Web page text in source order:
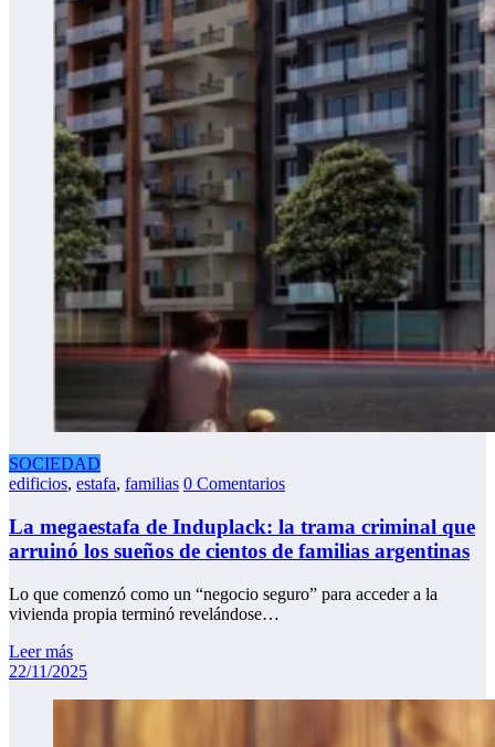
SOCIEDAD
edificios, estafa, familias 0 Comentarios
La megaestafa de Induplack: la trama criminal que
arruinó los sueños de cientos de familias argentinas
Lo que comenzó como un “negocio seguro” para acceder a la
vivienda propia terminó revelándose…
Leer más
22/11/2025